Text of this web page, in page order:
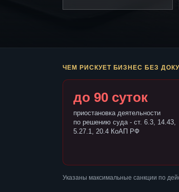
ЧЕМ РИСКУЕТ БИЗНЕС БЕЗ
до 90 суток
приостановка деятельности
по решению суда - ст. 6.3, 14.43,
5.27.1, 20.4 КоАП РФ
Указаны максимальные санкции по